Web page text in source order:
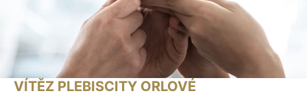
VÍTĚZ PLEBISCITY ORLOVÉ